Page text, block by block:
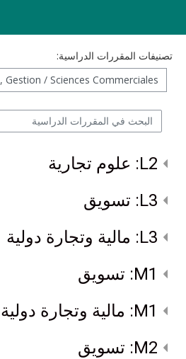
تصنيفات المقررات الدراسية:
البحث في المقررات الدراسية
L2: علوم تجارية
L3: تسويق
L3: مالية وتجارة دولية
M1: تسويق
M1: مالية وتجارة دولية
M2: تسويق